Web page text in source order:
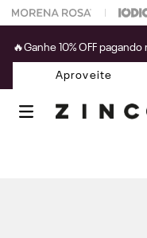
na sua 1° compra
🔥Ganhe 10% OFF
Aproveite